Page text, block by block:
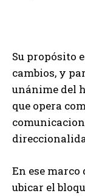
Su propósito
cambios, y
unánime del
que opera
En ese marco
ubicar el